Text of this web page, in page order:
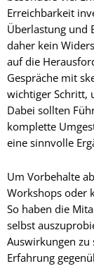
Erreichbarkeit
Überlastung und
daher kein
auf die
Gespräche mit
wichtiger Schritt,
Dabei sollten
komplette
eine sinnvolle
Um Vorbehalte
Workshops oder
So haben die
selbst
Auswirkungen zu
Erfahrung